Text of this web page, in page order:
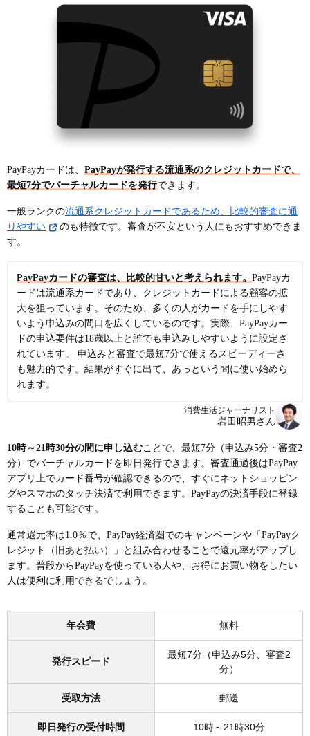
PayPayカードは、 PayPayが発行する流通系のクレジットカードで、
最短7分でバーチャルカードを発行できます。
一般ランクの流通系クレジットカードであるため、比較的審査に通
りやすい
のも特徴です。審査が不安という人にもおすすめできま
す。
PayPayカードの審査は、比較的甘いと考えられます。 PayPayカ
ードは流通系カードであり、クレジットカードによる顧客の拡
大を狙っています。そのため、多くの人がカードを手にしやす
いよう申込みの間口を広くしているのです。実際、PayPayカー
ドの申込要件は18歳以上と誰でも申込みしやすいように設定さ
れています。 申込みと審査で最短7分で使えるスピーディーさ
も魅力的です。結果がすぐに出て、あっという間に使い始めら
れます。
消費生活ジャーナリスト
岩田昭男さん
10時～21時30分の間に申し込むことで、最短7分（申込み5分・審査2
分）でバーチャルカードを即日発行できます。審査通過後はPayPay
アプリ上でカード番号が確認できるので、すぐにネットショッピン
グやスマホのタッチ決済で利用できます。PayPayの決済手段に登録
することも可能です。
通常還元率は1.0％で、PayPay経済圏でのキャンペーンや「PayPayク
レジット（旧あと払い）」と組み合わせることで還元率がアップし
ます。普段からPayPayを使っている人や、お得にお買い物をしたい
人は便利に利用できるでしょう。
年会費 無料
発行スピード
最短7分（申込み5分、審査2
分）
受取方法 郵送
即日発行の受付時間 10時～21時30分